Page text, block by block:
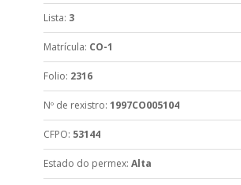
Lista: 3
Matrícula: CO-1
Folio: 2316
Nº de rexistro: 1997CO005104
CFPO: 53144
Estado do permex: Alta